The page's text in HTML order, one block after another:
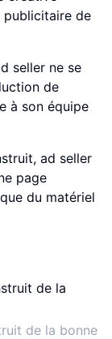
publicitaire de
seller ne se
de
à son équipe
ad seller
page
du matériel
de la bonne